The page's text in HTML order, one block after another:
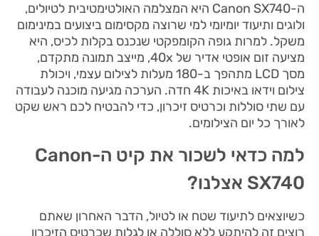
ה-Canon SX740 היא המצלמה האולטימטיבית לטיולים,
ולוגים ותיעוד יומיומי למי שרוצה מקסימום ביצועים במינימום
משקל. למרות גופה הקומפקטי שנכנס בקלות לכיס, היא
מציעה זום אופטי אדיר של 40x, מייצב תמונה מתקדם,
מסך LCD מתהפך ב-180 מעלות לצילום עצמי, ויכולת
צילום וידאו באיכות 4K חדה. הערכה מגיעה מוכנה לעבודה
עם שתי סוללות וכרטיס זיכרון, כדי להבטיח לכם ראש שקט
לאורך כל יום הצילומים.
למה כדאי לשכור את קיט ה-Canon
SX740 אצלנו?
כשיוצאים לתיעוד שטח או לטיול, הדבר האחרון שאתם
רוצים זה להיתקע ללא סוללה או לגלות שכרטיס הזיכרון